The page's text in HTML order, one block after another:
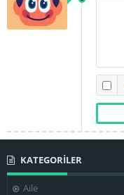
KATEGORİLER
Aile